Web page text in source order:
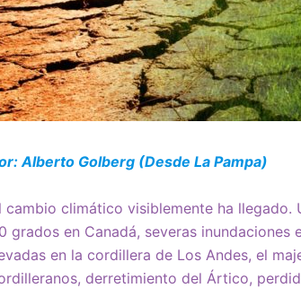
Alberto Golberg (Desde La Pampa)
cambio climático visiblemente ha
grados en Canadá, severas inundaciones
en la cordillera de Los Andes, el
derretimiento del Ártico,